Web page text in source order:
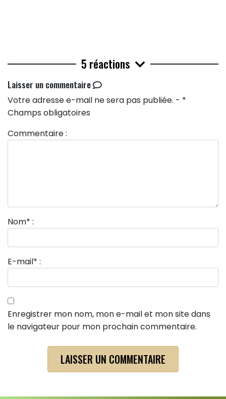
5 réactions
Laisser un commentaire
Votre adresse e-mail ne sera pas publiée. - *
Champs obligatoires
Commentaire :
Nom* :
E-mail* :
Enregistrer mon nom, mon e-mail et mon site dans
le navigateur pour mon prochain commentaire.